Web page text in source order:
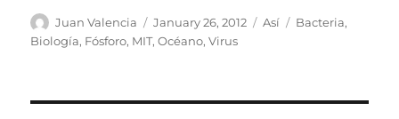
Author
Juan Valencia
Posted
on
January 26, 2012 Categories
Así Tags
Bacteria,
Biología, Fósforo, MIT,Océano,Virus